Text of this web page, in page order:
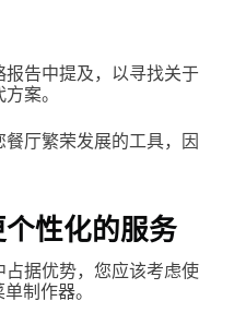
告中提及，以寻找关于
案。
厅繁荣发展的工具，因
性化的服务
据优势，您应该考虑使
制作器。